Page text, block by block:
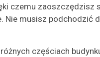
czemu zaoszczędzisz
Nie musisz podchodzić
częściach